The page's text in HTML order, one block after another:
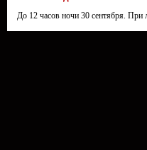
До 12 часов ночи 30 сентября. При